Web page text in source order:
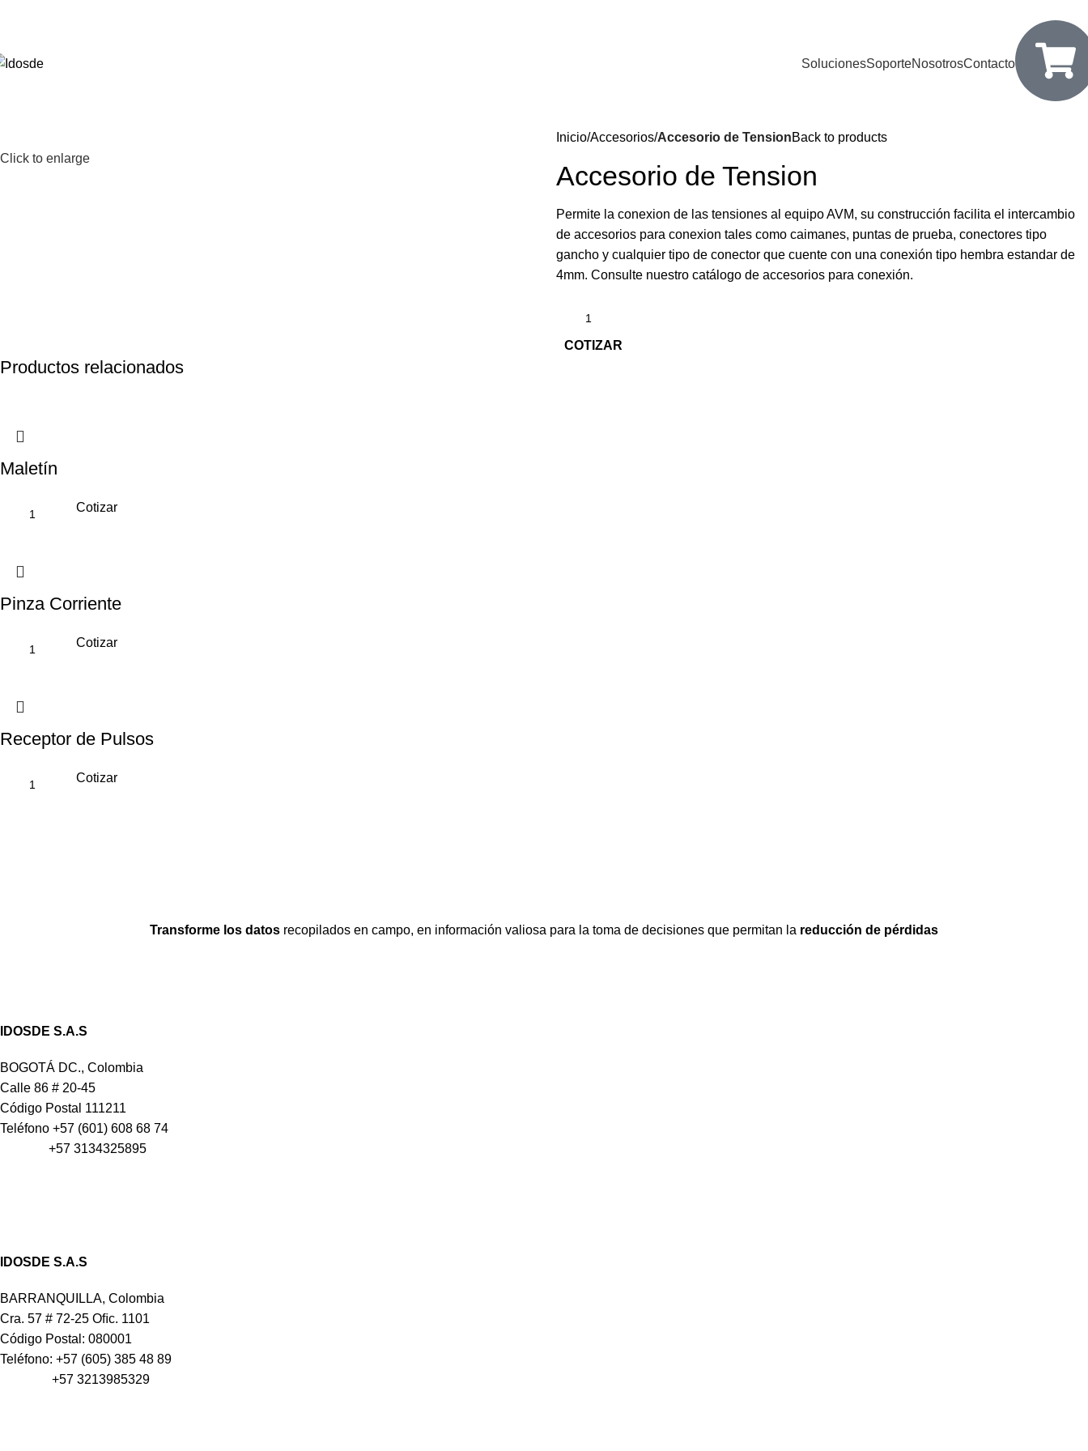
SolucionesSoporteNosotrosContacto
Click to enlarge
Inicio Accesorios Accesorio de TensionBack to products
Accesorio de Tension
Permite la conexion de las tensiones al equipo AVM, su construcción facilita el intercambio
de accesorios para conexion tales como caimanes, puntas de prueba, conectores tipo
gancho y cualquier tipo de conector que cuente con una conexión tipo hembra estandar de
4mm. Consulte nuestro catálogo de accesorios para conexión.
COTIZAR
Productos relacionados
Maletín
Cotizar
Pinza Corriente
Cotizar
Receptor de Pulsos
Cotizar
Transforme los datos recopilados en campo, en información valiosa para la toma de decisiones que permitan la reducción de pérdidas
IDOSDE S.A.S
BOGOTÁ DC., Colombia
Calle 86 # 20-45
Código Postal 111211
Teléfono +57 (601) 608 68 74
+57 3134325895
IDOSDE S.A.S
BARRANQUILLA, Colombia
Cra. 57 # 72-25 Oﬁc. 1101
Código Postal: 080001
Teléfono: +57 (605) 385 48 89
+57 3213985329